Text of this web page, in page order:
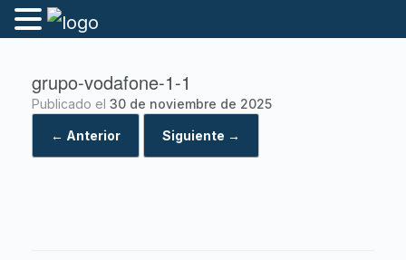
grupo-vodafone-1-1
Publicado el 30 de noviembre de 2025
← Anterior Siguiente →